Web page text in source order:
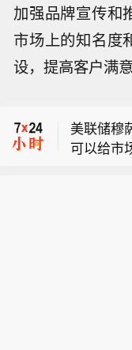
加强品牌宣传和
市场上的知名度
设，提高客户满
美联储穆
策，但不
美联储穆
可以给市